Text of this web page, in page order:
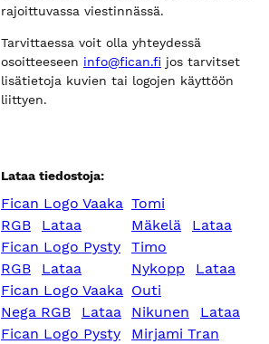
rajoittuvassa viestinnässä.
Tarvittaessa voit olla yhteydessä
osoitteeseen info@fican.fi jos tarvitset
lisätietoja kuvien tai logojen käyttöön
liittyen.
Lataa tiedostoja:
Fican Logo Vaaka
RGB
Lataa
Fican Logo Pysty
RGB
Lataa
Fican Logo Vaaka
Nega RGB
Lataa
Fican Logo Pysty
Tomi
Mäkelä
Lataa
Timo
Nykopp
Lataa
Outi
Nikunen
Lataa
Mirjami Tran